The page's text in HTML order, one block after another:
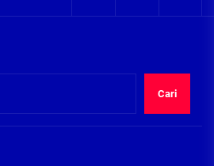
Pertama Siapkan Langkah
Gelar FGD Bersama BNN, SMP Al
Cari